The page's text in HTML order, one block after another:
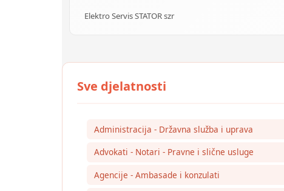
Elektro Servis STATOR szr
Administracija - Državna služba i uprava
Advokati - Notari - Pravne i slične usluge
Agencije - Ambasade i konzulati